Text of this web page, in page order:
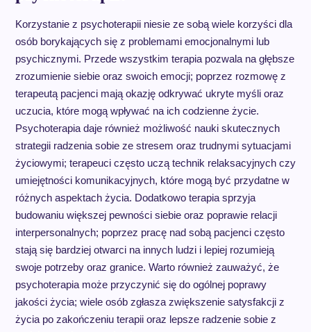
Korzystanie z psychoterapii niesie ze sobą wiele korzyści dla
osób borykających się z problemami emocjonalnymi lub
psychicznymi. Przede wszystkim terapia pozwala na głębsze
zrozumienie siebie oraz swoich emocji; poprzez rozmowę z
terapeutą pacjenci mają okazję odkrywać ukryte myśli oraz
uczucia, które mogą wpływać na ich codzienne życie.
Psychoterapia daje również możliwość nauki skutecznych
strategii radzenia sobie ze stresem oraz trudnymi sytuacjami
życiowymi; terapeuci często uczą technik relaksacyjnych czy
umiejętności komunikacyjnych, które mogą być przydatne w
różnych aspektach życia. Dodatkowo terapia sprzyja
budowaniu większej pewności siebie oraz poprawie relacji
interpersonalnych; poprzez pracę nad sobą pacjenci często
stają się bardziej otwarci na innych ludzi i lepiej rozumieją
swoje potrzeby oraz granice. Warto również zauważyć, że
psychoterapia może przyczynić się do ogólnej poprawy
jakości życia; wiele osób zgłasza zwiększenie satysfakcji z
życia po zakończeniu terapii oraz lepsze radzenie sobie z